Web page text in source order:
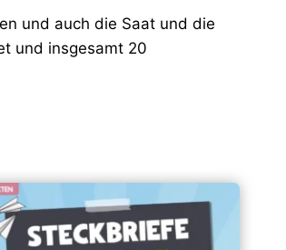
und auch die Saat und die
und insgesamt 20